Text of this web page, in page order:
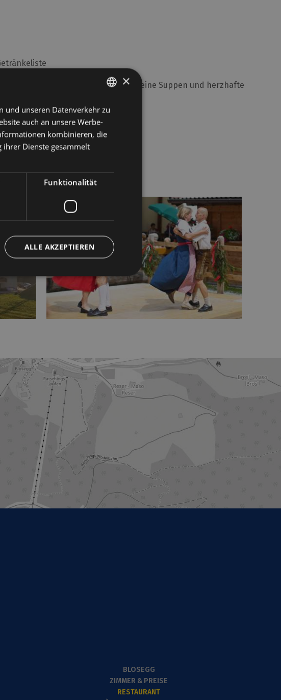
Palette von Nudelgerichten, feine Suppen und herzhafte
fantasievollen Desserts.
essen.
BLOSEGG
ZIMMER & PREISE
RESTAURANT
GERMAN
ITALIAN
×
und unseren Datenverkehr zu
auch an unsere Werbe-
kombinieren, die
ihrer Dienste gesammelt
Funktionalität
ALLE AKZEPTIEREN